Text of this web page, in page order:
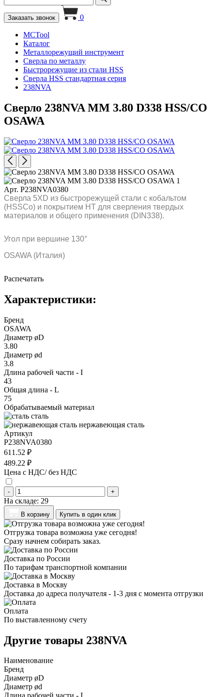
Заказать звонок 0
MCTool
Каталог
Металлорежущий инструмент
Сверла по металлу
Быстрорежущие из стали HSS
Сверла HSS стандартная серия
238NVA
Сверло 238NVA MM 3.80 D338 HSS/CO
OSAWA
Арт. P238NVA0380
Сверла 5XD из быстрорежущей стали с кобальтом
(HSSCo) и покрытием HT для сверления твердых
материалов и общего применения (DIN338).
Угол при вершине 130°
OSAWA (Италия)
Распечатать
Характеристики:
Бренд
OSAWA
Диаметр øD
3.80
Диаметр ød
3.8
Длина рабочей части - I
43
Общая длина - L
75
Обрабатываемый материал
сталь
нержавеющая сталь
Артикул
P238NVA0380
611.52 ₽
489.22 ₽
Цена с НДС/ без НДС
- +
На складе: 29
В корзину Купить в один клик
Отгрузка товара возможна уже сегодня!
Сразу начнем собирать заказ.
Доставка по России
По тарифам транспортной компании
Доставка в Москву
Доставка до адреса получателя - 1-3 дня с момента отгрузки
Оплата
По выставленному счету
Другие товары 238NVA
Наименование
Бренд
Диаметр øD
Диаметр ød